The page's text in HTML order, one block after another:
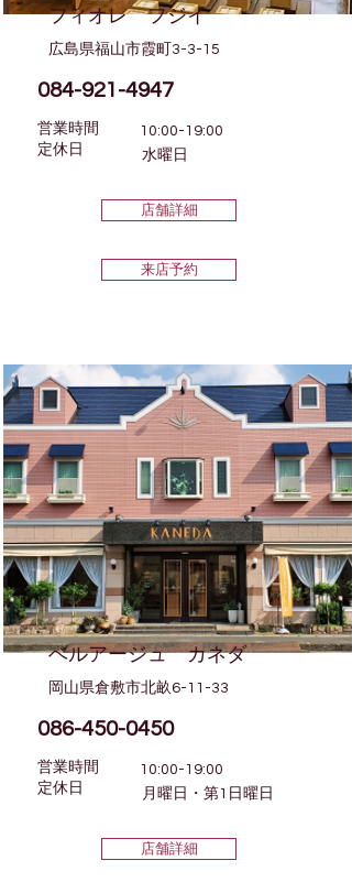
フィオレ フジイ
広島県福山市霞町3-3-15
084-921-4947
営業時間
​定休日
10:00-19:00
水曜日
店舗詳細
来店予約
ベルアージュ カネダ
岡山県倉敷市北畝6-11-33
086-450-0450
営業時間
​定休日
10:00-19:00
月曜日・第1日曜日
店舗詳細